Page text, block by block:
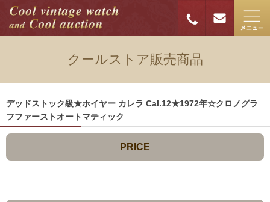
クールストア販売商品
デッドストック級★ホイヤー カレラ Cal.12★1972年☆クロノグラ
フファーストオートマティック
PRICE